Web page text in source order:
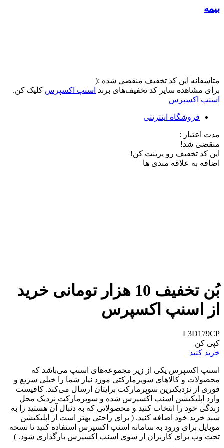
بیمه
متاسفانه این کد تخفیف منقضی شده :(
برای مشاهده سایر کد تخفیف‌های برند اسنپ اکسپرس کلیک کن.
اسنپ اکسپرس
فروشگاه اینترنتی
مدت اعتبار :
منقضی شد!
این کد تخفیف رو پرینت کن!
اضافه به علاقه مندی ها
بُن تخفیف 10 هزار تومانی خرید
از اسنپ اکسپرس
L3D179CP
کپی کن
خرید کنید
اسنپ اکسپرس یکی از زیر مجموعه‌های اسنپ می‌باشد که
محصولات و کالاهای سوپرمارکتی مورد نیاز شما را خیلی سریع و
فوری از نزدیکترین سوپرمارکت برایتان ارسال می‌کند. کافیست
وارد اپلیکیشن اسنپ اکسپرس شده و سوپرمارکت نزدیک محل
زندگی خود را انتخاب کنید و محصولاتی که به دنبال آن هستید را به
سبد خرید خود اضافه کنید. ( برای راحتی بهتر است از اپلیکیشن
موبایل برای ورود به سامانه اسنپ اکسپرس استفاده کنید تا نسخه
تحت وب برای کاربران از سوی اسنپ اکسپرس بارگذاری شود. )